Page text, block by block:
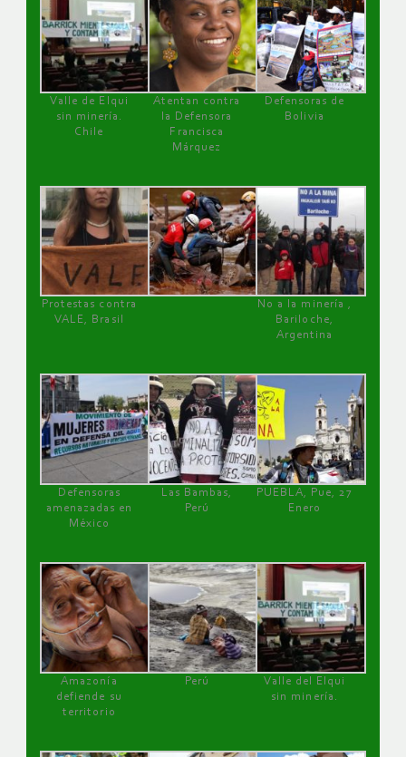
Valle de Elqui
sin minería.
Chile
Atentan contra
la Defensora
Francisca
Márquez
Defensoras de
Bolivia
Protestas contra
VALE, Brasil
No a la minería ,
Bariloche,
Argentina
Defensoras
amenazadas en
México
Las Bambas,
Perú
PUEBLA, Pue, 27
Enero
Amazonía
defiende su
territorio
Perú
Valle del Elqui
sin minería.